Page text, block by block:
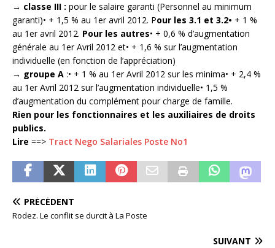
→ classe III : pour le salaire garanti (Personnel au minimum
garanti)• + 1,5 % au 1er avril 2012. Pour les 3.1 et 3.2• + 1 %
au 1er avril 2012. Pour les autres• + 0,6 % d’augmentation
générale au 1er Avril 2012 et• + 1,6 % sur l’augmentation
individuelle (en fonction de l’appréciation)
→ groupe A :• + 1 % au 1er Avril 2012 sur les minima• + 2,4 %
au 1er Avril 2012 sur l’augmentation individuelle• 1,5 %
d’augmentation du complément pour charge de famille.
Rien pour les fonctionnaires et les auxiliaires de droits
publics.
Lire ==> Tract Nego Salariales Poste No1
PRÉCÉDENT
Rodez. Le conflit se durcit à La Poste
SUIVANT